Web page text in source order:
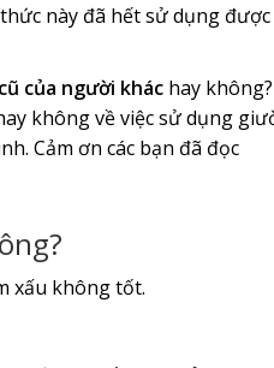
này đã hết sử dụng được
của người kháchay không?
không về việc sử dụng
Cảm ơn các bạn đã đọc
xấu không tốt.